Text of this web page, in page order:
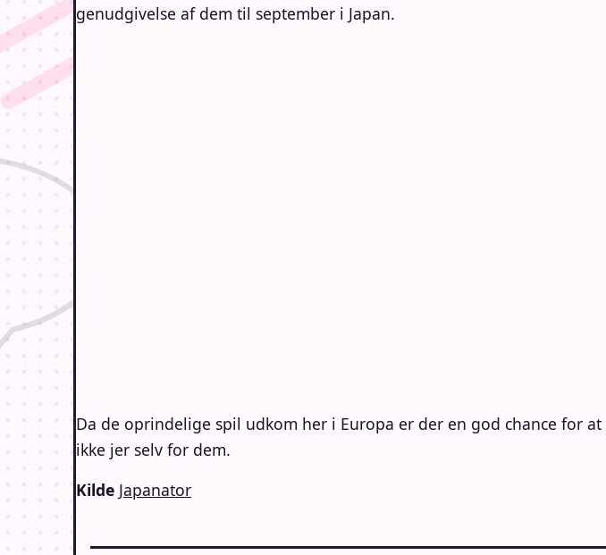
genudgivelse af dem til september i Japan.
Da de oprindelige spil udkom her i Europa er der en god chance for
ikke jer selv for dem.
Kilde Japanator